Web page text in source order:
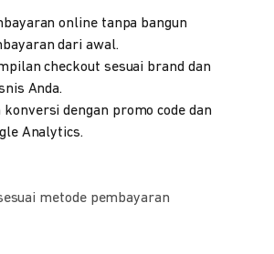
online tanpa bangun
dari awal.
checkout sesuai brand dan
Anda.
dengan promo code dan
Analytics.
metode pembayaran